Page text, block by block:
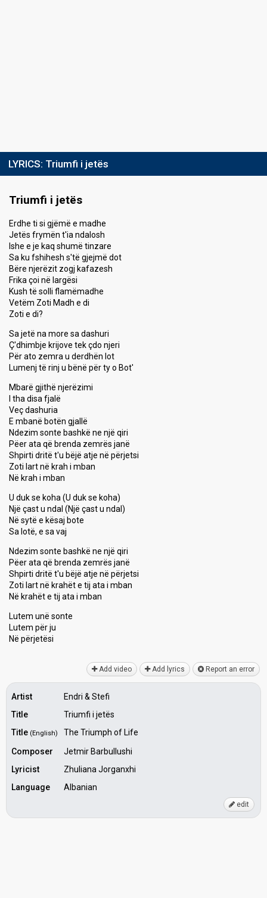
LYRICS: Triumfi i jetës
Triumfi i jetës
Erdhe ti si gjëmë e madhe
Jetës frymën t'ia ndalosh
Ishe e je kaq shumë tinzare
Sa ku fshihesh s'të gjejmë dot
Bëre njerëzit zogj kafazesh
Frika çoi në largësi
Kush të solli flamëmadhe
Vetëm Zoti Madh e di
Zoti e di?
Sa jetë na more sa dashuri
Ç'dhimbje krijove tek çdo njeri
Për ato zemra u derdhën lot
Lumenj të rinj u bënë për ty o Bot'
Mbarë gjithë njerëzimi
I tha disa fjalë
Veç dashuria
E mbanë botën gjallë
Ndezim sonte bashkë ne një qiri
Pëer ata që brenda zemrës janë
Shpirti dritë t'u bëjë atje në përjetsi
Zoti lart në krah i mban
Në krah i mban
U duk se koha (U duk se koha)
Një çast u ndal (Një çast u ndal)
Në sytë e kësaj bote
Sa lotë, e sa vaj
Ndezim sonte bashkë ne një qiri
Pëer ata që brenda zemrës janë
Shpirti dritë t'u bëjë atje në përjetsi
Zoti lart në krahët e tij ata i mban
Në krahët e tij ata i mbаn
Lutem unë sonte
Lutem për ju
Në përjetëѕi
Add video Add lyrics Report an error
Artist
Endri & Stefi
Title
Triumfi i jetës
Title (English)
The Triumph of Life
Composer
Jetmir Barbullushi
Lyricist
Zhuliana Jorganxhi
Language
Albanian
edit